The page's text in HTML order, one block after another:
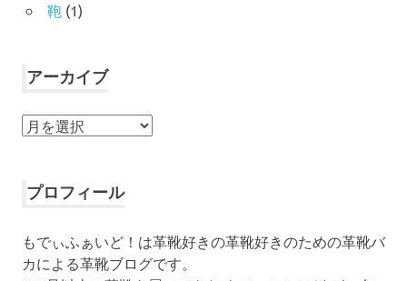
鞄 (1)
アーカイブ
ア
イ
プロフィール
もでぃふぁいど！は革靴好きの革靴好きのための革靴バ
カによる革靴ブログです。